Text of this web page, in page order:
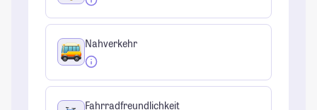
Nahverkehr
Fahrradfreundlichkeit